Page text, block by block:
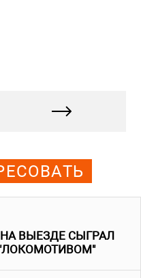
ВЫЕЗДЕ СЫГРАЛ